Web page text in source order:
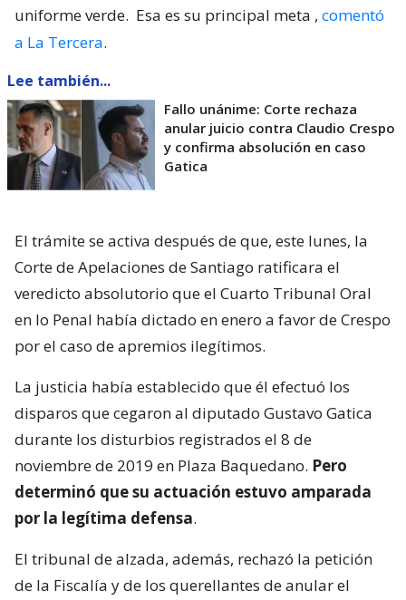
uniforme verde. Esa es su principal meta , comentó
a La Tercera.
Lee también...
Fallo unánime: Corte rechaza
anular juicio contra Claudio Crespo
y confirma absolución en caso
Gatica
El trámite se activa después de que, este lunes, la
Corte de Apelaciones de Santiago ratificara el
veredicto absolutorio que el Cuarto Tribunal Oral
en lo Penal había dictado en enero a favor de Crespo
por el caso de apremios ilegítimos.
La justicia había establecido que él efectuó los
disparos que cegaron al diputado Gustavo Gatica
durante los disturbios registrados el 8 de
noviembre de 2019 en Plaza Baquedano. Pero
determinó que su actuación estuvo amparada
por la legítima defensa.
El tribunal de alzada, además, rechazó la petición
de la Fiscalía y de los querellantes de anular el